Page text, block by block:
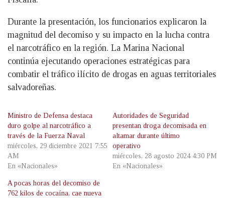
Durante la presentación, los funcionarios explicaron la
magnitud del decomiso y su impacto en la lucha contra
el narcotráfico en la región. La Marina Nacional
continúa ejecutando operaciones estratégicas para
combatir el tráfico ilícito de drogas en aguas territoriales
salvadoreñas.
Ministro de Defensa destaca
duro golpe al narcotráfico a
través de la Fuerza Naval
miércoles, 29 diciembre 2021 7:55
AM
En «Nacionales»
Autoridades de Seguridad
presentan droga decomisada en
altamar durante último
operativo
miércoles, 28 agosto 2024 4:30 PM
En «Nacionales»
A pocas horas del decomiso de
762 kilos de cocaína, cae nueva